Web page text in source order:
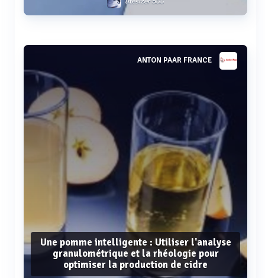
Voir plusANTON PAAR FRANCE
Une pomme intelligente : Utiliser l'analyse
granulométrique et la rhéologie pour
optimiser la production de cidre